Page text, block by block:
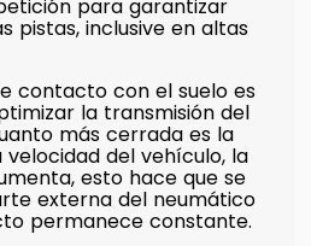
para garantizar
pistas, inclusive en altas
contacto con el suelo es
la transmisión del
más cerrada es la
del vehículo, la
esto hace que se
externa del neumático
permanece constante.